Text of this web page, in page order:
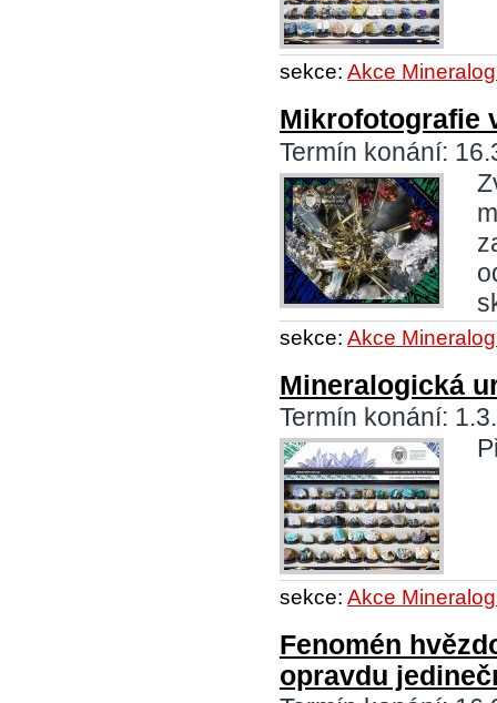
sekce: Akce
Mikrofotografie
Termín konání:
sekce: Akce
Mineralogická
Termín konání:
sekce: Akce
Fenomén
opravdu